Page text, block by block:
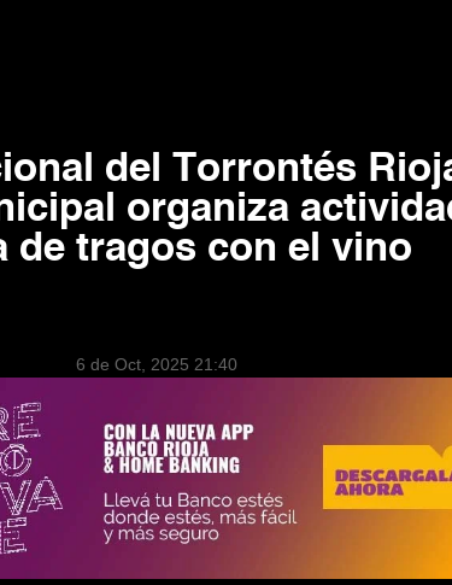
del Torrontés
organiza
de tragos con el vino
6 de Oct, 2025 21:40